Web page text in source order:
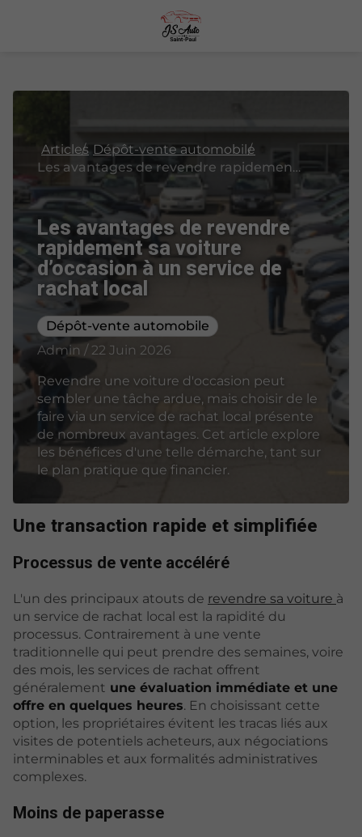
Articles Dépôt-vente automobile
Les avantages de revendre rapidement sa voiture d’occasion à un service de rachat local
Les avantages de revendre
rapidement sa voiture
d’occasion à un service de
rachat local
Dépôt-vente automobile
Admin / 22 Juin 2026
Revendre une voiture d'occasion peut
sembler une tâche ardue, mais choisir de le
faire via un service de rachat local présente
de nombreux avantages. Cet article explore
les bénéfices d'une telle démarche, tant sur
le plan pratique que financier.
Une transaction rapide et simplifiée
Processus de vente accéléré
L'un des principaux atouts de revendre sa voiture à
un service de rachat local est la rapidité du
processus. Contrairement à une vente
traditionnelle qui peut prendre des semaines, voire
des mois, les services de rachat offrent
généralement une évaluation immédiate et une
offre en quelques heures. En choisissant cette
option, les propriétaires évitent les tracas liés aux
visites de potentiels acheteurs, aux négociations
interminables et aux formalités administratives
complexes.
Moins de paperasse